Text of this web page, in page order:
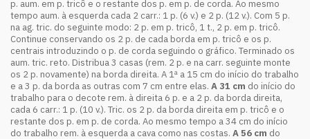
p. aum. em p. tricô e o restante dos p. em p. de corda. Ao mesmo
tempo aum. à esquerda cada 2 carr.: 1 p. (6 v.) e 2 p. (12 v.). Com 5 p.
na ag. tric. do seguinte modo: 2 p. em p. tricô, 1 t., 2 p. em p. tricô.
Continue conservando os 2 p. de cada borda em p. tricô e os p.
centrais introduzindo o p. de corda seguindo o gráfico. Terminado os
aum. tric. reto. Distribua 3 casas (rem. 2 p. e na carr. seguinte monte
os 2 p. novamente) na borda direita. A 1ª a 15 cm do início do trabalho
e a 3 p. da borda as outras com 7 cm entre elas. A 31 cm do início do
trabalho para o decote rem. à direita 6 p. e a 2 p. da borda direita,
cada 6 carr.: 1 p. (10 v.). Tric. os 2 p. da borda direita em p. tricô e o
restante dos p. em p. de corda. Ao mesmo tempo a 34 cm do início
do trabalho rem. à esquerda a cava como nas costas. A 56 cm do